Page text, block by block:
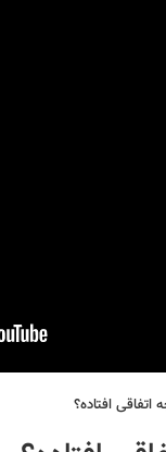
اتفاقی افتاده؟